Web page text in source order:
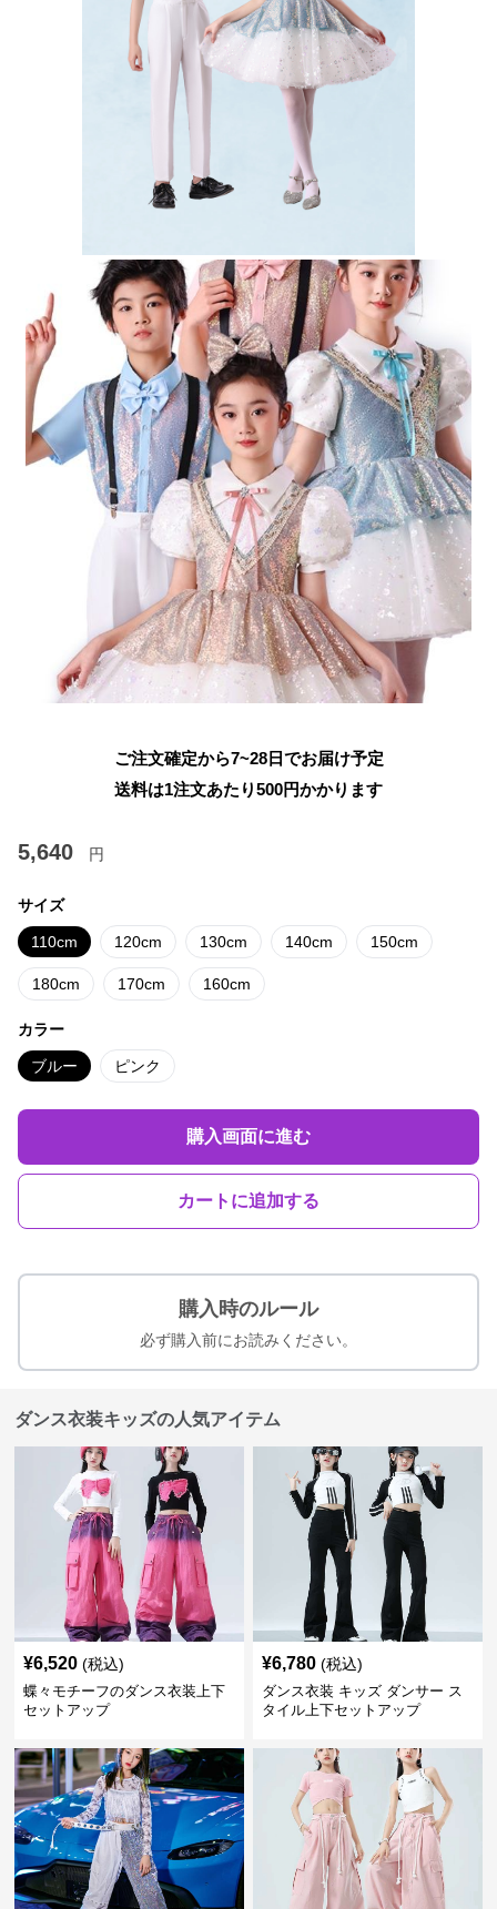
ご注文確定から7~28日でお届け予定
送料は1注文あたり500円かかります
5,640 円
サイズ
110cm 120cm 130cm 140cm 150cm
180cm 170cm 160cm
カラー
ブルー ピンク
購入画面に進む
カートに追加する
購入時のルール
必ず購入前にお読みください。
ダンス衣装キッズの人気アイテム
¥6,520 (税込)
蝶々モチーフのダンス衣装上下
セットアップ
¥6,780 (税込)
ダンス衣装 キッズ ダンサー ス
タイル上下セットアップ